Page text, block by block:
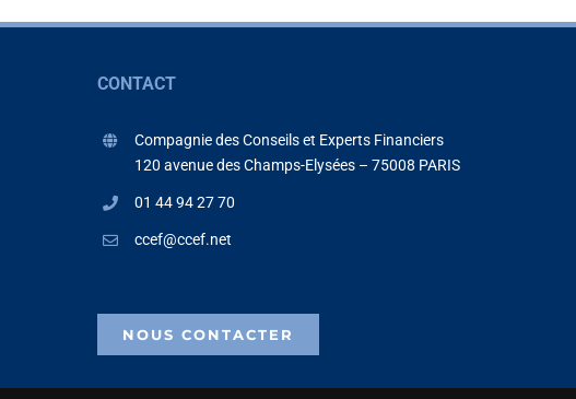
CONTACT
Compagnie des Conseils et Experts Financiers
120 avenue des Champs-Elysées – 75008 PARIS
01 44 94 27 70
ccef@ccef.net
NOUS CONTACTER